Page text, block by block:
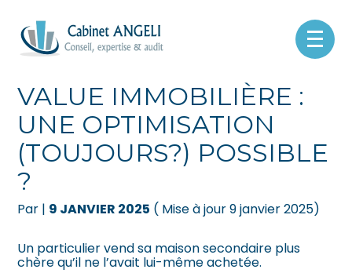
Aller
au
Créer et reprendre une activité
Gérer votre quotidien
Piloter votre entreprise
Développer votre entreprise
Construire votre patrimoine
Être prêt pour la facturation
électronique
Pilotez votre gestion
Suivre votre comptabilité
Gérer vos ressources humaines
Dématérialiser vos documents
VALUE IMMOBILIÈRE :
UNE OPTIMISATION
(TOUJOURS?) POSSIBLE
?
Par | 9 JANVIER 2025 ( Mise à jour 9 janvier 2025)
Un particulier vend sa maison secondaire plus
chère qu’il ne l’avait lui-même achetée.